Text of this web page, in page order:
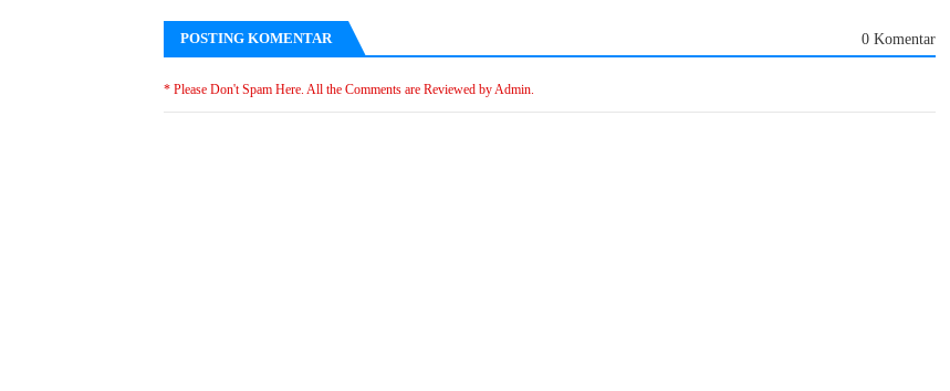
POSTING KOMENTAR 0 Komentar
* Please Don't Spam Here. All the Comments are Reviewed by Admin.